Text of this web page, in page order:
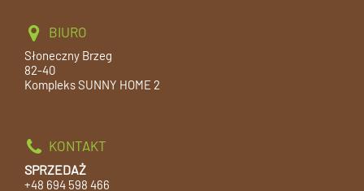
BIURO
Słoneczny Brzeg
82-40
Kompleks SUNNY HOME 2
KONTAKT
SPRZEDAŻ
+48 694 598 466